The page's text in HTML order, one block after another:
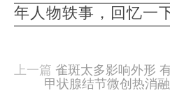
年人物轶事，回忆一
由
羊
上一篇 雀斑太多影响外形
甲状腺结节微创热消